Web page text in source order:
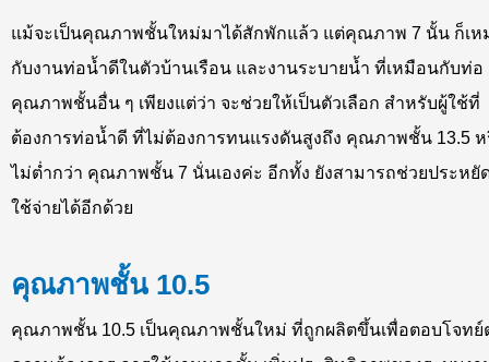
แม้จะเป็นคุณภาพชั้นใหม่มาได้สักพักแล้ว แต่คุณภาพ 7 นั้น ก็เห
กับงานท่อน้ำดีในตัวบ้านเรือน และงานระบายน้ำ ที่เหมือนกับท่อ
คุณภาพชั้นอื่น ๆ เพียงแต่ว่า จะช่วยให้เป็นตัวเลือก สำหรับผู้ใช้ที่
ต้องการท่อน้ำดี ที่ไม่ต้องการทนแรงดันสูงถึง คุณภาพชั้น 13.5
ไม่ต่ำกว่า คุณภาพชั้น 7 นั่นเองค่ะ อีกทั้ง ยังสามารถช่วยประหยั
ใช้จ่ายได้อีกด้วย
คุณภาพชั้น 10.5
คุณภาพชั้น 10.5 เป็นคุณภาพชั้นใหม่ ที่ถูกผลิตขึ้นเพื่อตอบโจทย์